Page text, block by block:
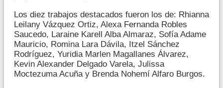
Los diez trabajos destacados fueron los de: Rhianna
Leilany Vázquez Ortiz, Alexa Fernanda Robles
Saucedo, Laraine Karell Alba Almaraz, Sofía Adame
Mauricio, Romina Lara Dávila, Itzel Sánchez
Rodríguez, Yuridia Marlen Magallanes Álvarez,
Kevin Alexander Delgado Varela, Julissa
Moctezuma Acuña y Brenda Nohemí Alfaro Burgos.